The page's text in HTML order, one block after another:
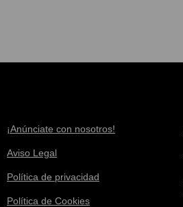
¡Anúnciate con nosotros!
Aviso Legal
Política de privacidad
Política de Cookies